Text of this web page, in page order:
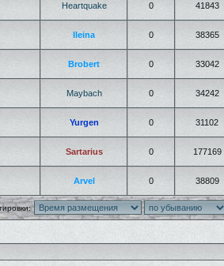
Heartquake 0 41843
Ileina 0 38365
Brobert 0 33042
Maybach 0 34242
Yurgen 0 31102
Sartarius 0 177169
Arvel 0 38809